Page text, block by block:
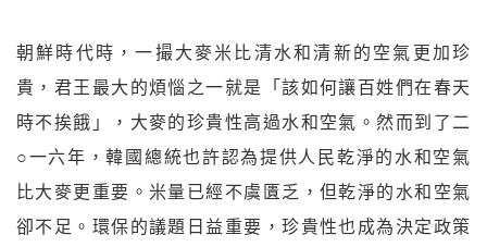
朝鮮時代時，一撮大麥米比清水和清新的空氣更加珍
貴，君王最大的煩惱之一就是「該如何讓百姓們在春天
時不挨餓」，大麥的珍貴性高過水和空氣。然而到了二
○一六年，韓國總統也許認為提供人民乾淨的水和空氣
比大麥更重要。米量已經不虞匱乏，但乾淨的水和空氣
卻不足。環保的議題日益重要，珍貴性也成為決定政策